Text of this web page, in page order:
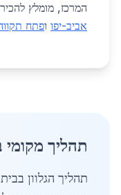
המרכז, מומלץ
אביב-יפו ופתח
תהליך מקומי
תהליך הגלוון